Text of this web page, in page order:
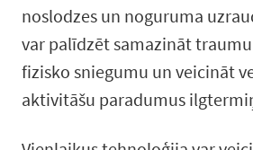
noslodzes un noguruma
var palīdzēt samazināt
fizisko sniegumu un veicināt
aktivitāšu paradumus